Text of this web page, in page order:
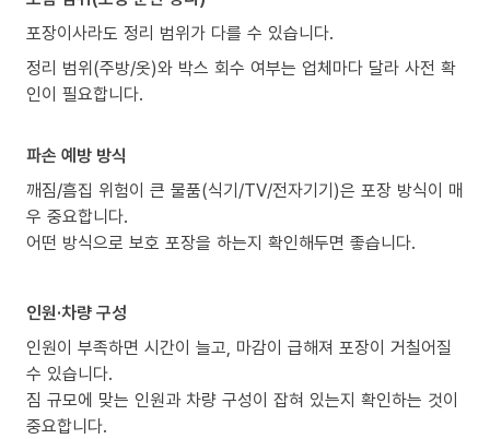
포장이사라도 정리 범위가 다를 수 있습니다.
정리 범위(주방/옷)와 박스 회수 여부는 업체마다 달라 사전 확
인이 필요합니다.
파손 예방 방식
깨짐/흠집 위험이 큰 물품(식기/TV/전자기기)은 포장 방식이 매
우 중요합니다.
어떤 방식으로 보호 포장을 하는지 확인해두면 좋습니다.
인원·차량 구성
인원이 부족하면 시간이 늘고, 마감이 급해져 포장이 거칠어질
수 있습니다.
짐 규모에 맞는 인원과 차량 구성이 잡혀 있는지 확인하는 것이
중요합니다.